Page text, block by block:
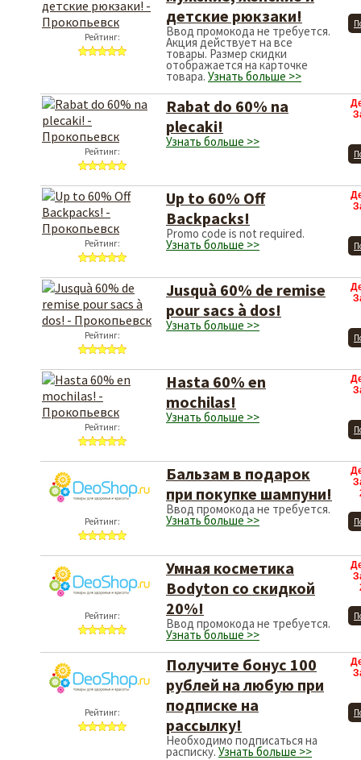
Рейтинг:
детские рюкзаки!
Ввод промокода не требуется.
Акция действует на все
товары. Размер скидки
отображается на карточке
товара. Узнать больше >>
Рейтинг:
Rabat do 60% na
plecaki!
Узнать больше >>
Рейтинг:
Up to 60% Off
Backpacks!
Promo code is not required.
Узнать больше >>
Рейтинг:
Jusquà 60% de remise
pour sacs à dos!
Узнать больше >>
Рейтинг:
Hasta 60% en
mochilas!
Узнать больше >>
Рейтинг:
Бальзам в подарок
при покупке шампуни!
Ввод промокода не требуется.
Узнать больше >>
Рейтинг:
Умная косметика
Bodyton со скидкой
20%!
Ввод промокода не требуется.
Узнать больше >>
Рейтинг:
Получите бонус 100
рублей на любую при
подписке на
рассылку!
Необходимо подписаться на
расписку. Узнать больше >>